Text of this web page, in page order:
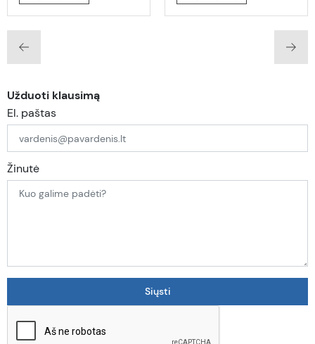
Užduoti klausimą
El. paštas
Žinutė